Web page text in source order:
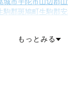
駒郡斑鳩町生駒郡
北葛城郡河合町吉野郡
もっとみる